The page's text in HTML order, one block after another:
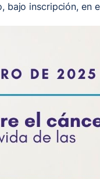
bajo inscripción, en